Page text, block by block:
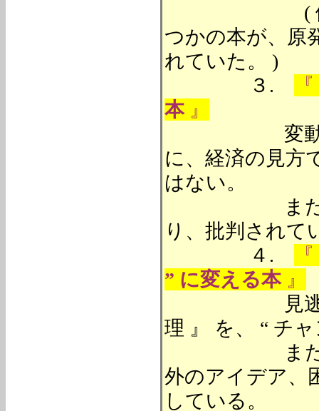
( 例えば、
つかの本が、原
れていた。 )
３.
『
本』
変動期には
に、経済の見方
はない。
また、新聞
り、批判されて
４.
『
” に変える本』
見逃されて
理 』 を、 “ チ
また、“ ピ
外のアイデア、
している。